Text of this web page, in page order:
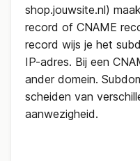
shop.jouwsite.nl)
record of CNAME
record wijs je het
IP-adres. Bij een
ander domein.
scheiden van
aanwezigheid.